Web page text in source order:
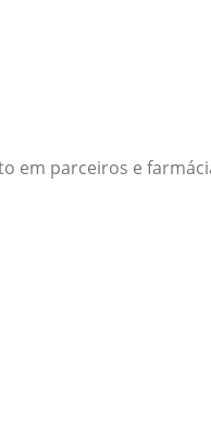
em parceiros e